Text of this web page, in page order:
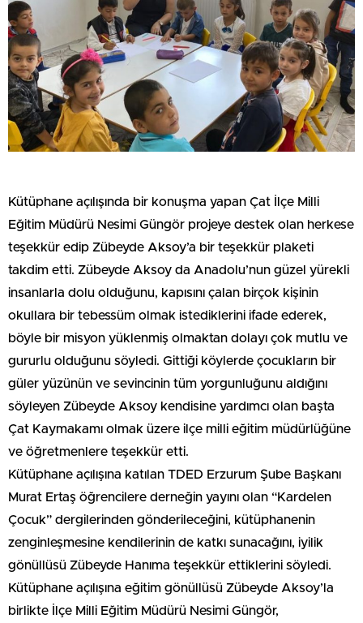
Kütüphane açılışında bir konuşma yapan Çat İlçe Milli
Eğitim Müdürü Nesimi Güngör projeye destek olan herkese
teşekkür edip Zübeyde Aksoy’a bir teşekkür plaketi
takdim etti. Zübeyde Aksoy da Anadolu’nun güzel yürekli
insanlarla dolu olduğunu, kapısını çalan birçok kişinin
okullara bir tebessüm olmak istediklerini ifade ederek,
böyle bir misyon yüklenmiş olmaktan dolayı çok mutlu ve
gururlu olduğunu söyledi. Gittiği köylerde çocukların bir
güler yüzünün ve sevincinin tüm yorgunluğunu aldığını
söyleyen Zübeyde Aksoy kendisine yardımcı olan başta
Çat Kaymakamı olmak üzere ilçe milli eğitim müdürlüğüne
ve öğretmenlere teşekkür etti.
Kütüphane açılışına katılan TDED Erzurum Şube Başkanı
Murat Ertaş öğrencilere derneğin yayını olan “Kardelen
Çocuk” dergilerinden gönderileceğini, kütüphanenin
zenginleşmesine kendilerinin de katkı sunacağını, iyilik
gönüllüsü Zübeyde Hanıma teşekkür ettiklerini söyledi.
Kütüphane açılışına eğitim gönüllüsü Zübeyde Aksoy’la
birlikte İlçe Milli Eğitim Müdürü Nesimi Güngör,